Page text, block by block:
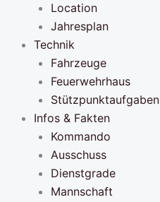
Location
Jahresplan
Technik
Fahrzeuge
Feuerwehrhaus
Stützpunktaufgaben
Infos & Fakten
Kommando
Ausschuss
Dienstgrade
Mannschaft